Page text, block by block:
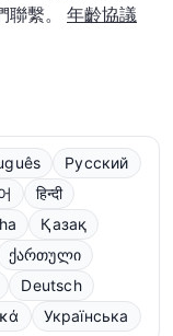
繫。 年齡協議
Русский
हिन्दी
Қазақ
ქართული
Deutsch
Українська